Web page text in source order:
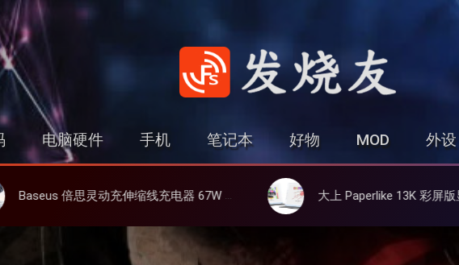
发烧友
电脑硬件 手机 笔记本 好物 MOD 外设
缩线充电器 67W 3C，超耐用可伸缩线、氮化镓、3C多设备同时充 大上 Paperlike 13K 彩屏版显示屏，13.3英寸高刷彩色墨水屏